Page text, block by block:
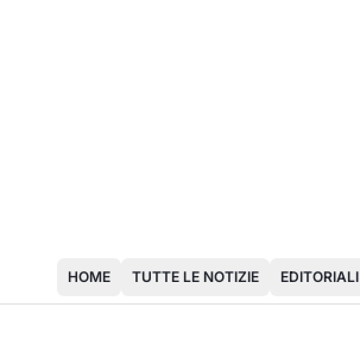
HOME TUTTE LE NOTIZIE EDITORIALI